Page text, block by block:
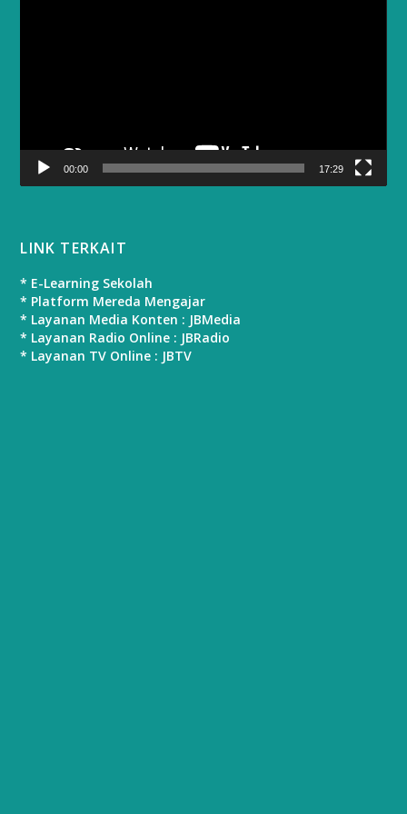
00:00 17:29
LINK TERKAIT
* E-Learning Sekolah
* Platform Mereda Mengajar
* Layanan Media Konten : JBMedia
* Layanan Radio Online : JBRadio
* Layanan TV Online : JBTV